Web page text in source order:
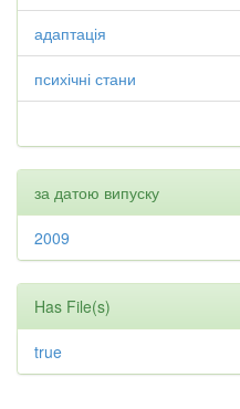
адаптація
психічні стани
за датою випуску
2009
Has File(s)
true